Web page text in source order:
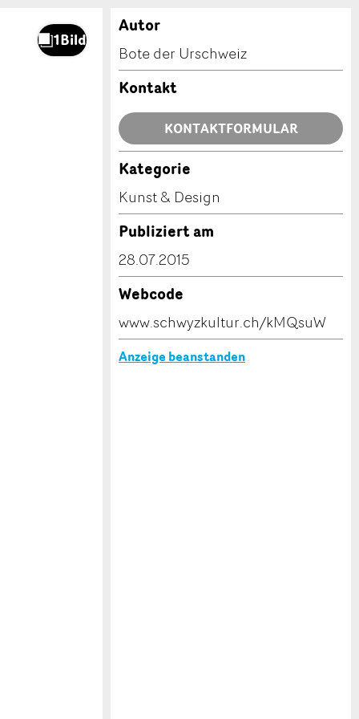
Autor
Bote der Urschweiz
Kontakt
KONTAKTFORMULAR
Kategorie
Kunst & Design
Publiziert am
28.07.2015
Webcode
www.schwyzkultur.ch/kMQsuW
Anzeige beanstanden